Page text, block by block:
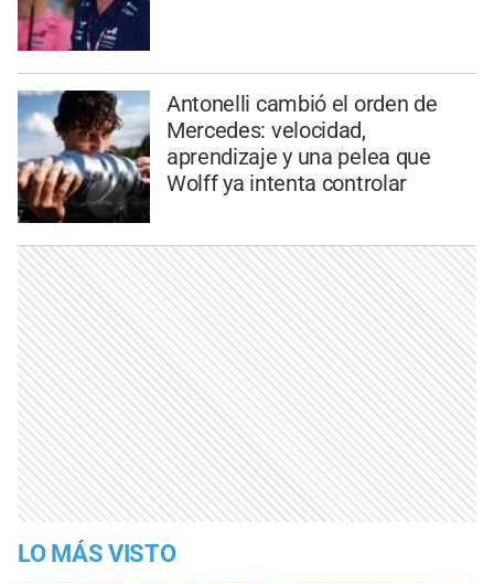
Antonelli cambió el orden de
Mercedes: velocidad,
aprendizaje y una pelea que
Wolff ya intenta controlar
LO MÁS VISTO